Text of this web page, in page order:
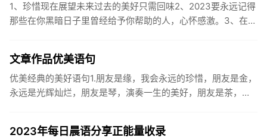
1、珍惜现在展望未来过去的美好只需回味2、2023要永远记得
那些在你黑暗日子里曾经给予你帮助的人，心怀感激。3、在苦
文章作品优美语句
优美经典的美好语句1.朋友是缘，我会永远的珍惜，朋友是金，
永远是光辉灿烂，朋友是琴，演奏一生的美好，朋友是茶，品
2023年每日晨语分享正能量收录